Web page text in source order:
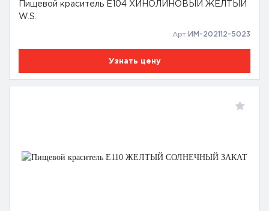
Пищевой краситель Е104 ХИНОЛИНОВЫЙ ЖЕЛТЫЙ
W.S.
Арт: ИМ-202112-5023
Узнать цену